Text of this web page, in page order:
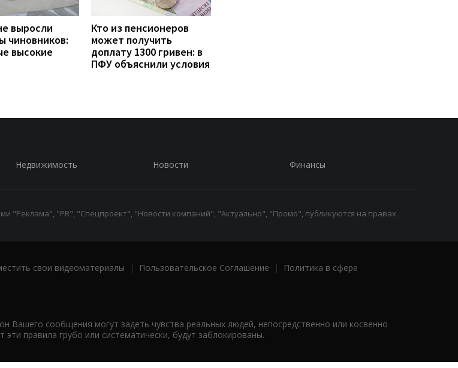
выросли
чиновников:
высокие
Кто из пенсионеров
может получить
доплату 1300 гривен: в
ПФУ объяснили условия
Недвижимость Новости Финансы
"Реклама", "PR", "Спецпроект", "Новости компаний", "Актуально", "Промо", публикуются на правах
свои видеоматериалы | Пользовательское Соглашение |
Политика в сфере
сообщения могут задеть чувства реальных людей, непосредственно или косвенно
правила грубо или систематически, будут заблокированы.